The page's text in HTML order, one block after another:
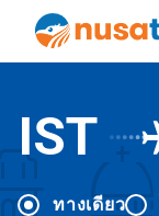
IST
ทางเดียว